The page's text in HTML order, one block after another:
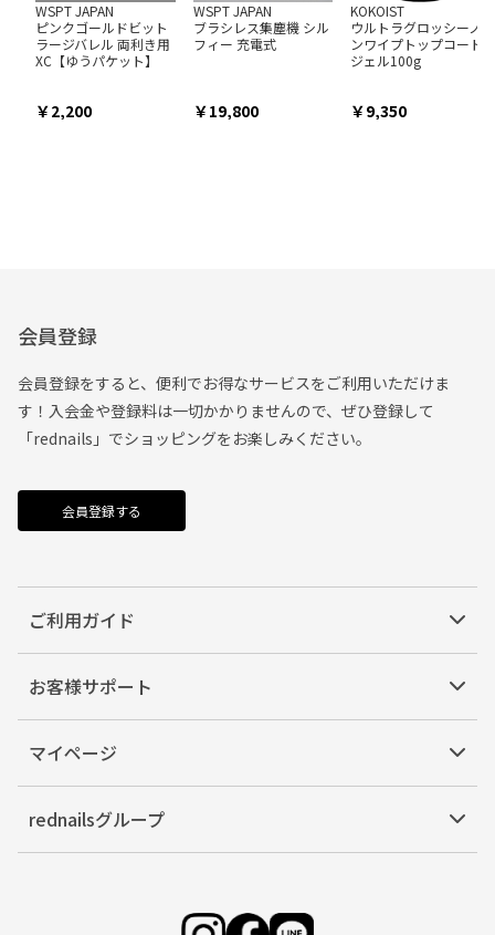
WSPT JAPAN
ピンクゴールドビット
ラージバレル 両利き用
XC【ゆうパケット】
2,200
WSPT JAPAN
ブラシレス集塵機 シル
フィー 充電式
19,800
KOKOIST
ウルトラグロッシーノ
ンワイプトップコート
ジェル100g
9,350
会員登録
会員登録をすると、便利でお得なサービスをご利用いただけま
す！入会金や登録料は一切かかりませんので、ぜひ登録して
「rednails」でショッピングをお楽しみください。
会員登録する
ご利用ガイド
お客様サポート
マイページ
rednailsグループ